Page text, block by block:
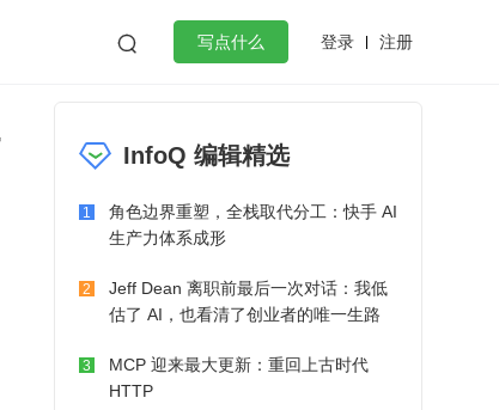
 写点什么 登录 注册
微服务架构 flutter
InfoQ 编辑精选
1
角色边界重塑，全栈取代分工：快手 AI
生产力体系成形
2
Jeff Dean 离职前最后一次对话：我低
估了 AI，也看清了创业者的唯一生路
3
MCP 迎来最大更新：重回上古时代
HTTP